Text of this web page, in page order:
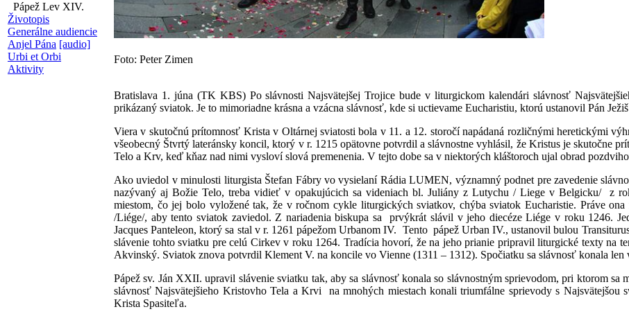
Pápež Lev XIV.
Životopis
Generálne audiencie
Anjel Pána [audio]
Urbi et Orbi
Aktivity
Foto: Peter Zimen
Bratislava 1. júna (TK KBS) Po slávnosti Najsvätejšej Trojice bude v liturgickom kalendári slávnosť
prikázaný sviatok. Je to mimoriadne krásna a vzácna slávnosť, kde si uctievame Eucharistiu, ktorú ustanovil Pán
Viera v skutočnú prítomnosť Krista v Oltárnej sviatosti bola v 11. a 12. storočí napádaná rozličnými heretickými
všeobecný Štvrtý lateránsky koncil, ktorý v r. 1215 opätovne potvrdil a slávnostne vyhlásil, že Kristus je skutočne
Telo a Krv, keď kňaz nad nimi vysloví slová premenenia. V tejto dobe sa v niektorých kláštoroch ujal obrad
Ako uviedol v minulosti liturgista Štefan Fábry vo vysielaní Rádia LUMEN, významný podnet pre zavedenie
nazývaný aj Božie Telo, treba vidieť v opakujúcich sa videniach bl. Juliány z Lutychu / Liege v Belgicku/ z
miestom, čo jej bolo vyložené tak, že v ročnom cykle liturgických sviatkov, chýba sviatok Eucharistie. Práve
/Liége/, aby tento sviatok zaviedol. Z nariadenia biskupa sa prvýkrát slávil v jeho diecéze Liége v roku 1246.
Jacques Panteleon, ktorý sa stal v r. 1261 pápežom Urbanom IV. Tento pápež Urban IV., ustanovil bulou
slávenie tohto sviatku pre celú Cirkev v roku 1264. Tradícia hovorí, že na jeho prianie pripravil liturgické texty na
Akvinský. Sviatok znova potvrdil Klement V. na koncile vo Vienne (1311 – 1312). Spočiatku sa slávnosť konala len
Pápež sv. Ján XXII. upravil slávenie sviatku tak, aby sa slávnosť konala so slávnostným sprievodom, pri ktorom sa
slávnosť Najsvätejšieho Kristovho Tela a Krvi na mnohých miestach konali triumfálne sprievody s Najsvätejšou
Krista Spasiteľa.